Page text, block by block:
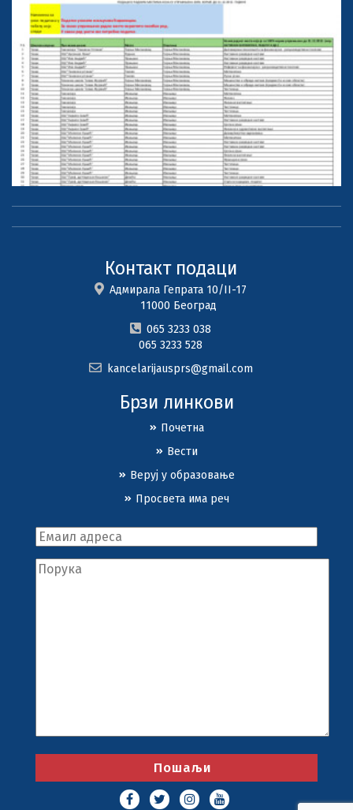
Контакт подаци
Адмирала Гепрата 10/II-17
11000 Београд
065 3233 038
065 3233 528
kancelarijausprs@gmail.com
Брзи линкови
Почетна
Вести
Веруј у образовање
Просвета има реч